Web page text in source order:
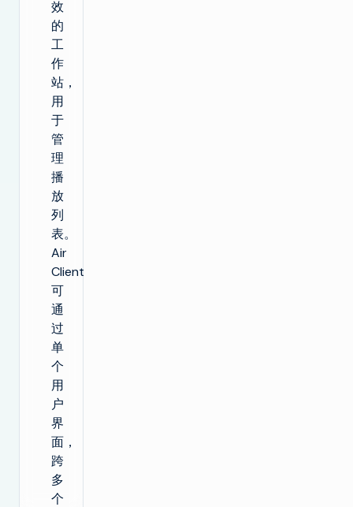
效
的
工
作
站，
用
于
管
理
播
放
列
表。
Air
Client
可
通
过
单
个
用
户
界
面，
跨
多
个